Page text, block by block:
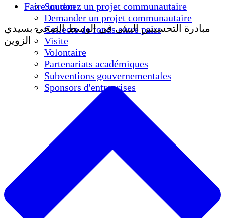
Soutenez un projet communautaire
Demander un projet communautaire
Collecte de fonds entre pairs
Visite
Volontaire
Partenariats académiques
Subventions gouvernementales
Sponsors d'entreprises
Faire un don
مبادرة التحسيس البيئي في الوسط الصحي بسيدي
الزوين